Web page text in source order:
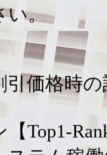
い。
価格時
Top1-